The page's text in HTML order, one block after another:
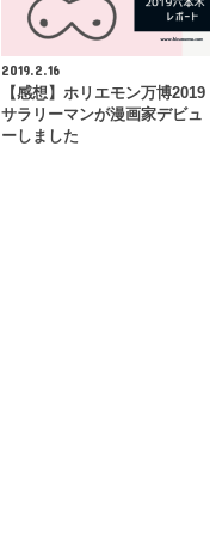
2019.2.16
【感想】ホリエモン万博2019
サラリーマンが漫画家デビュ
ーしました